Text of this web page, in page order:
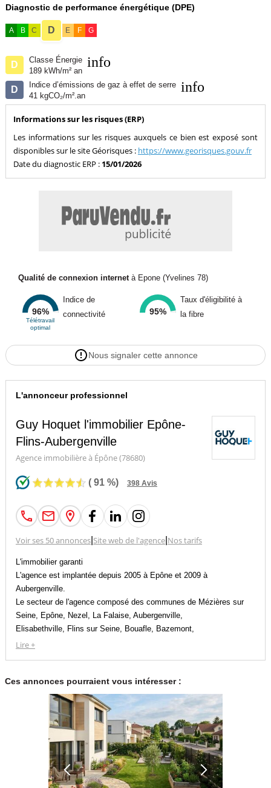
Diagnostic de performance énergétique (DPE)
A B C D E F G
D
Classe Énergie
189 kWh/m² an
info
D
Indice d’émissions de gaz à effet de serre
41 kgCO₂/m².an
info
Informations sur les risques (ERP)
Les informations sur les risques auxquels ce bien est exposé sont
disponibles sur le site Géorisques : https://www.georisques.gouv.fr
Date du diagnostic ERP : 15/01/2026
Qualité de connexion internetà Epone (Yvelines 78)
96%
Télétravail
optimal
Indice de
connectivité
95%
Taux d'éligibilité à
la fibre
Nous signaler cette annonce
L'annonceur professionnel
Guy Hoquet l'immobilier Epône-
Flins-Aubergenville
Agence immobilière à Épône (78680)
( 91 %) 398Avis
Voir ses 50 annonces| Site web de l'agence| Nos tarifs
L'immobilier garanti
L'agence est implantée depuis 2005 à Epône et 2009 à
Aubergenville.
Le secteur de l'agence composé des communes de Mézières sur
Seine, Epône, Nezel, La Falaise, Aubergenville,
Elisabethville, Flins sur Seine, Bouafle, Bazemont,
Jumeauville, Guerville, Goussonville vous offrent une
35' de La Défense par l'A14 et 1h15 de Deauville....
Régulièrement classée dans les 10 premières d'un réseau
national de 580 agences, certifiée Qualicert pour la qualité
de ses services
Lire +
Ces annonces pourraient vous intéresser :